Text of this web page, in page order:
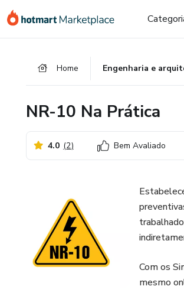
para
para
para
Home Engenharia e
NR-10 Na Prática
4.0 (2) Bem Avaliado
Com os
mesmo